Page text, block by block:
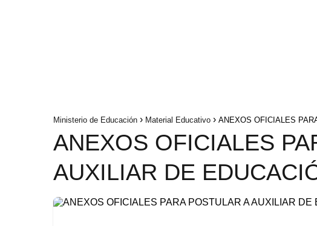
Ministerio de Educación Material Educativo ANEXOS OFICIALES
ANEXOS OFICIALES
AUXILIAR DE